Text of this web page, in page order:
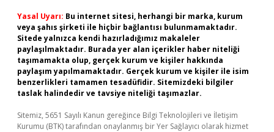
Yasal Uyarı: Bu internet sitesi, herhangi bir marka, kurum
veya şahıs şirketi ile hiçbir bağlantısı bulunmamaktadır.
Sitede yalnızca kendi hazırladığımız makaleler
paylaşılmaktadır. Burada yer alan içerikler haber niteliği
taşımamakta olup, gerçek kurum ve kişiler hakkında
paylaşım yapılmamaktadır. Gerçek kurum ve kişiler ile isim
benzerlikleri tamamen tesadüfidir. Sitemizdeki bilgiler
taslak halindedir ve tavsiye niteliği taşımazlar.
Sitemiz, 5651 Sayılı Kanun gereğince Bilgi Teknolojileri ve İletişim
Kurumu (BTK) tarafından onaylanmış bir Yer Sağlayıcı olarak hizmet